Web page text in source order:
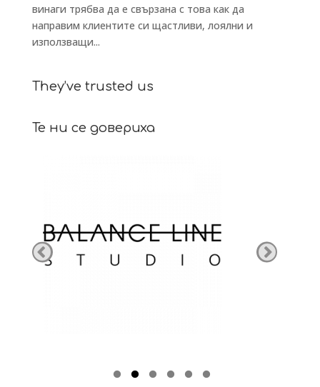
винаги трябва да е свързана с това как да
направим клиентите си щастливи, лоялни и
използващи...
They’ve trusted us
Те ни се довериха